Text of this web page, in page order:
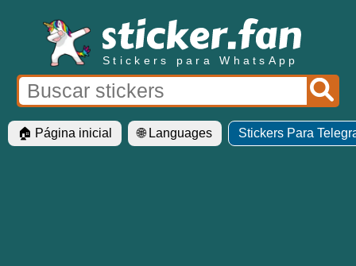
Stickers para WhatsApp
🏠 Página inicial 🌐 Languages Stickers Para